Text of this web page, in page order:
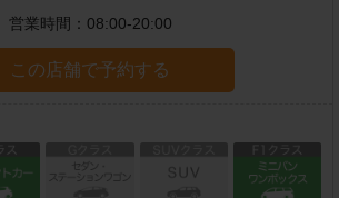
営業時間： 08:00-20:00
この店舗で予約する